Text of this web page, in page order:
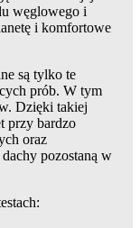
węglowego i
i komfortowe
są tylko te
prób. W tym
Dzięki takiej
przy bardzo
oraz
pozostaną w